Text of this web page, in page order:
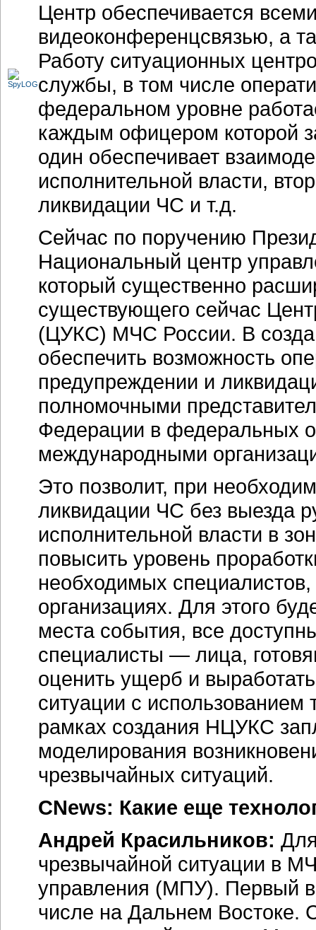
Центр обеспечивается
видеоконференцсвязью, а
Работу ситуационных
службы, в том числе
федеральном уровне
каждым офицером которой
один обеспечивает
исполнительной власти,
ликвидации ЧС и т.д.
Сейчас по поручению
Национальный центр
который существенно
существующего сейчас
(ЦУКС) МЧС России. В
обеспечить возможность
предупреждении и
полномочными
Федерации в федеральных
международными
Это позволит, при
ликвидации ЧС без выезда
исполнительной власти в
повысить уровень
необходимых
организациях. Для этого
места события, все
специалисты — лица,
оценить ущерб и
ситуации с
рамках создания НЦУКС
моделирования
чрезвычайных ситуаций.
CNews: Какие еще
Андрей Красильников:
чрезвычайной ситуации в
управления (МПУ). Первый
числе на Дальнем